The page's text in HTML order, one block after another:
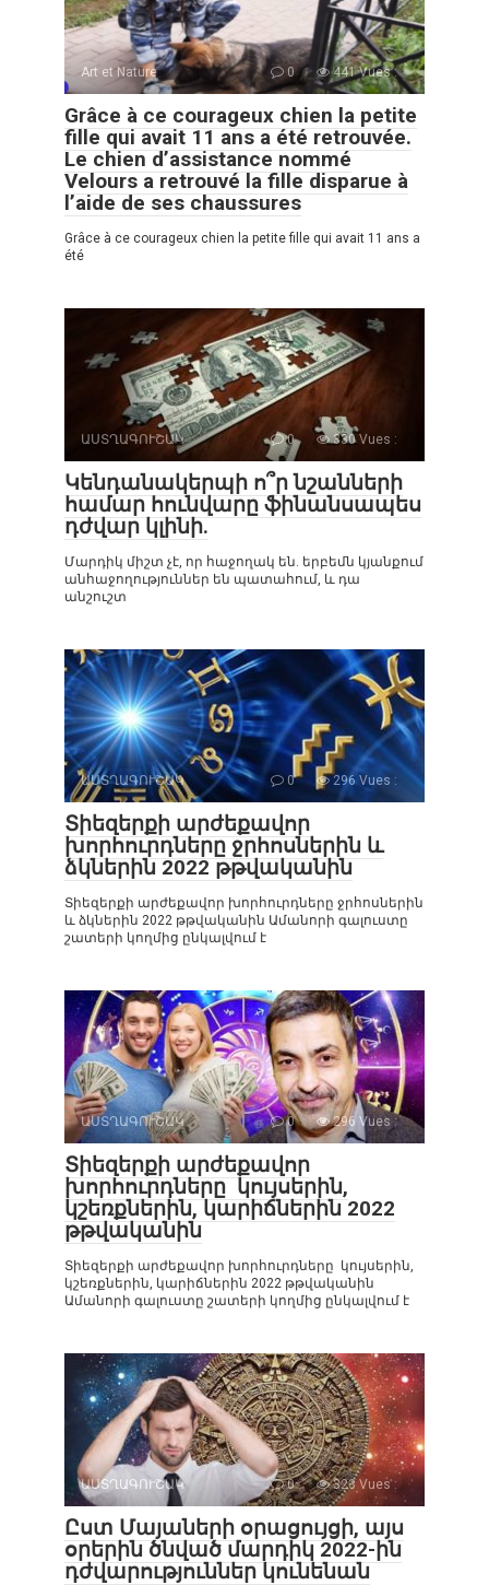
Art et Nature 0 441 Vues :
Grâce à ce courageux chien la petite
fille qui avait 11 ans a été retrouvée.
Le chien d’assistance nommé
Velours a retrouvé la fille disparue à
l’aide de ses chaussures
Grâce à ce courageux chien la petite fille qui avait 11 ans a
été
ԱՍՏՂԱԳՈՒՇԱԿ 0 330 Vues :
Կենդանակերպի ո՞ր նշանների
համար հունվարը ֆինանսապես
դժվար կլինի.
Մարդիկ միշտ չէ, որ հաջողակ են. երբեմն կյանքում
անհաջողություններ են պատահում, և դա
անշուշտ
ԱՍՏՂԱԳՈՒՇԱԿ 0 296 Vues :
Տիեզերքի արժեքավոր
խորհուրդները ջրհոսներին և
ձկներին 2022 թթվականին
Տիեզերքի արժեքավոր խորհուրդները ջրհոսներին
և ձկներին 2022 թթվականին Ամանորի գալուստը
շատերի կողմից ընկալվում է
ԱՍՏՂԱԳՈՒՇԱԿ 0 296 Vues :
Տիեզերքի արժեքավոր
խորհուրդները կույսերին,
կշեռքներին, կարիճներին 2022
թթվականին
Տիեզերքի արժեքավոր խորհուրդները կույսերին,
կշեռքներին, կարիճներին 2022 թթվականին
Ամանորի գալուստը շատերի կողմից ընկալվում է
ԱՍՏՂԱԳՈՒՇԱԿ 0 323 Vues :
Ըստ Մայաների օրացույցի, այս
օրերին ծնված մարդիկ 2022-ին
դժվարություններ կունենան